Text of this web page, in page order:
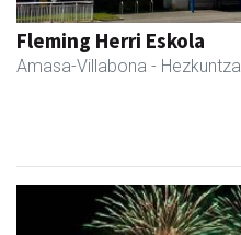
Fleming Herri Eskola
Amasa-Villabona - Hezkuntza